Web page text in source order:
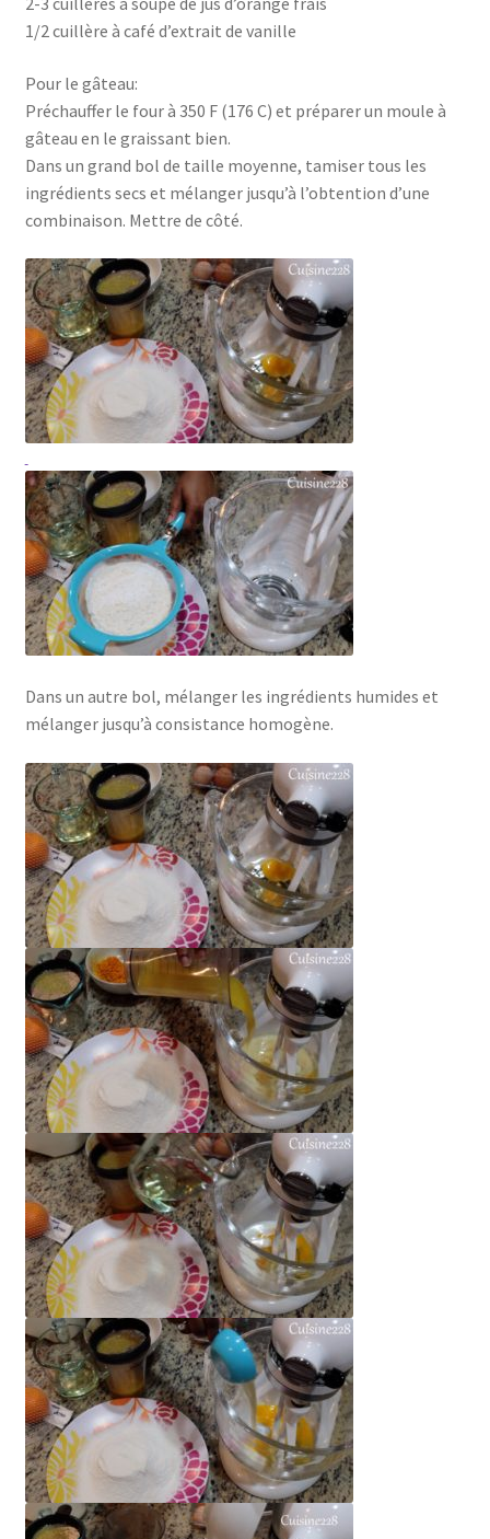
1/2 cuillère à café d’extrait de vanille
Pour le gâteau:
Préchauffer le four à 350 F (176 C) et préparer un moule à
gâteau en le graissant bien.
Dans un grand bol de taille moyenne, tamiser tous les
ingrédients secs et mélanger jusqu’à l’obtention d’une
combinaison. Mettre de côté.
Dans un autre bol, mélanger les ingrédients humides et
mélanger jusqu’à consistance homogène.